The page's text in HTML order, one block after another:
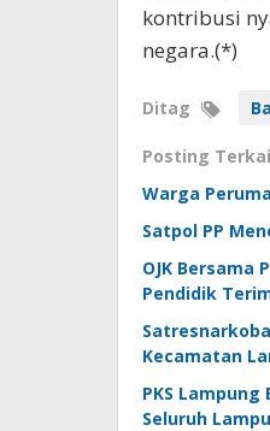
kontribusi
negara.(*)
Ditag
Posting
Warga
Satpol PP
OJK Bersama
Pendidik
Kecamatan
PKS
Seluruh